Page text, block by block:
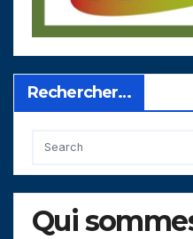
Rechercher…
Qui